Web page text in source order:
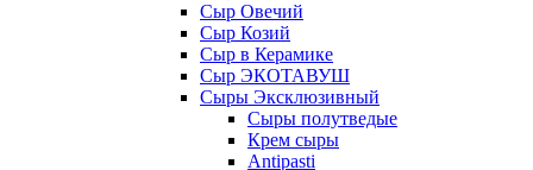
Сыр Овечий
Сыр Козий
Сыр в Керамике
Сыр ЭКОТАВУШ
Сыры Эксклюзивный
Сыры полутведые
Крем сыры
Antipasti